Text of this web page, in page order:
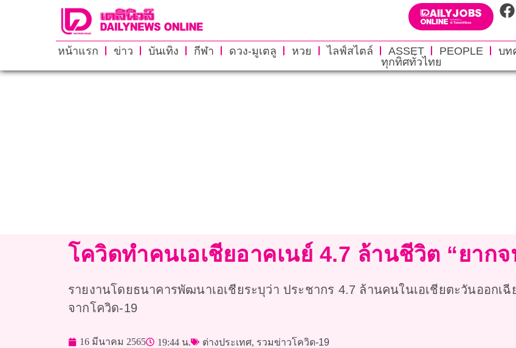
หน้าแรก ข่าว บันเทิง กีฬา ดวง-มูเตลู หวย ไลฟ์สไตล์ ASSET PEOPLE บท
ทุกทิศทั่วไทย
โควิดทำคนเอเชียอาคเนย์ 4.7 ล้านชีวิต “ยาก
รายงานโดยธนาคารพัฒนาเอเชียระบุว่า ประชากร 4.7 ล้านคนในเอเชียตะวันออกเ
จากโควิด-19
16 มีนาคม 2565 19:44 น. ต่างประเทศ, รวมข่าวโควิด-19